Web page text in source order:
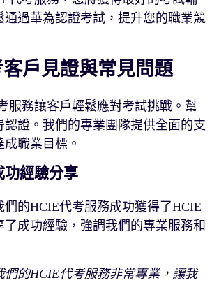
通過華為認證考試，提升您的職業競
戶見證與常見問題
服務讓客戶輕鬆應對考試挑戰。幫
認證。我們的專業團隊提供全面的支
職業目標。
功經驗分享
的HCIE代考服務成功獲得了HCIE
成功經驗，強調我們的專業服務和
們的HCIE代考服務非常專業，讓我